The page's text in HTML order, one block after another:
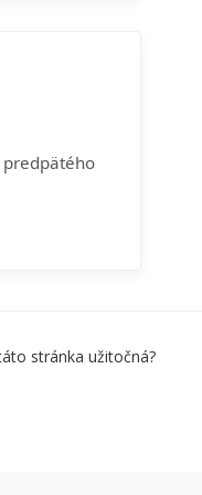
stránka užitočná?